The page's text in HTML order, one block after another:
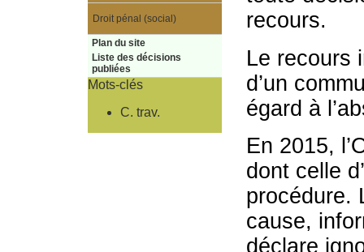
recours.
Le recours
d’un
égard à
En 2015,
dont celle
procédure.
cause,
déclare
Droit pénal (social)
Plan du site
Liste des décisions
publiées
Mots-clés
C. trav.